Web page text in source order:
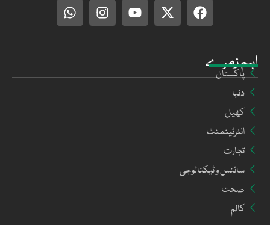
اہم زمرے
پاکستان
دنیا
کھیل
انٹرٹینمنٹ
تجارت
سائنس و ٹیکنالوجی
صحت
کالم